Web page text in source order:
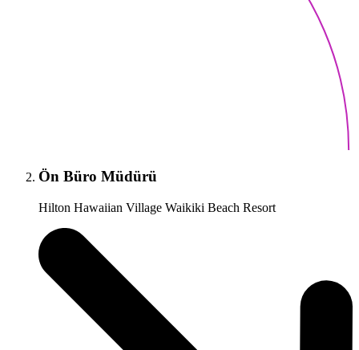
Ön Büro Müdürü
Hilton Hawaiian Village Waikiki Beach Resort